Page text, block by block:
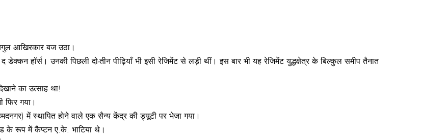
आखिरकार बज उठा।
दडेक्कनहॉर्स । उनकी पिछली दो-तीन पीढ़ियाँ भी इसी रेजिमेंट से लड़ी थीं। इस बार भी यह रेजिमेंट युद्धक्षेत्र के बिल्कुल समीप तैनात
का उत्साह था!
फिर गया।
में स्थापित होने वाले एक सैन्य केंद्र की ड्यूटी पर भेजा गया।
के रूप में कैप्टन ए.के. भाटिया थे।